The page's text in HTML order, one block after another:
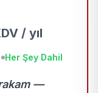
/ yıl
Her Şey Dahil
—